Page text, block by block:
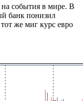
на события в мире. В
банк понизил
же миг курс евро